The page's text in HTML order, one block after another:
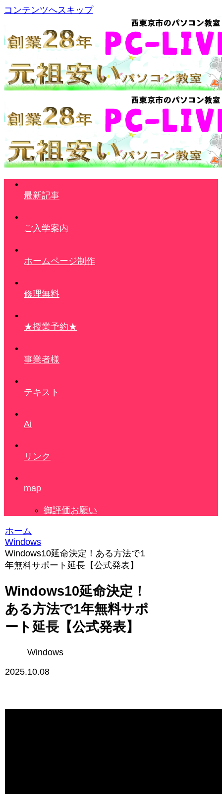
コンテンツへスキップ
最新記事
ご入学案内
ホームページ制作
修理無料
★授業予約★
事業者様
テキスト
Ai
リンク
map
御評価お願い
ホーム
Windows
Windows10延命決定！ある方法で1
年無料サポート延長【公式発表】
Windows10延命決定！
ある方法で1年無料サポ
ート延長【公式発表】
Windows
2025.10.08